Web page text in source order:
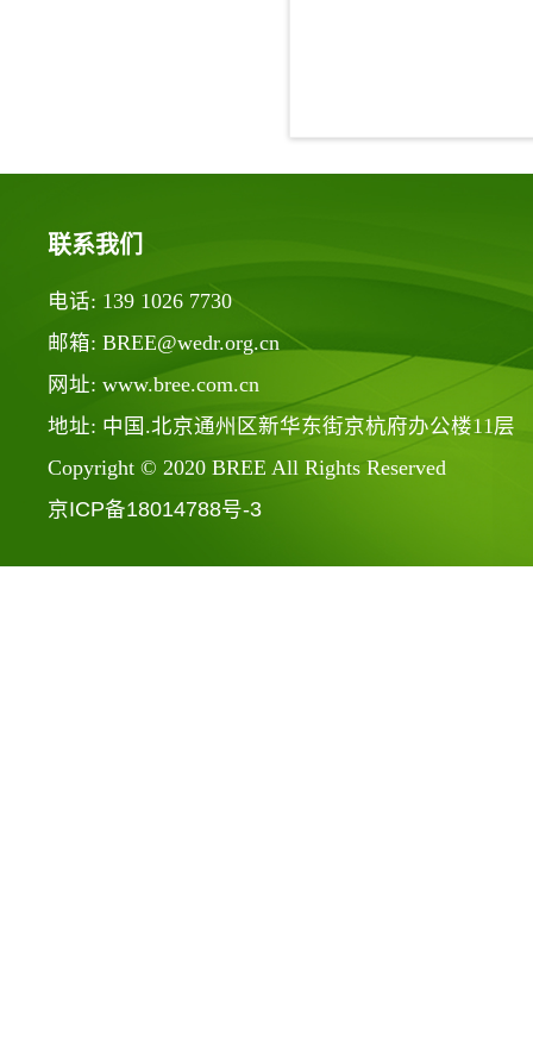
联系我们
电话: 139 1026 7730
邮箱: BREE@wedr.org.cn
网址: www.bree.com.cn
地址: 中国.北京通州区新华东街京杭府办公楼11层
Copyright © 2020 BREE All Rights Reserved
京ICP备18014788号-3